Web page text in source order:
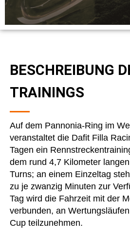
BESCHREIBUNG
TRAININGS
Auf dem Pannonia-Ring im
veranstaltet die Dafit Filla
Tagen ein
dem rund 4,7 Kilometer
Turns; an einem Einzeltag
zu je zwanzig Minuten zur
Tag wird die Fahrzeit mit der
verbunden, an
Cup teilzunehmen.